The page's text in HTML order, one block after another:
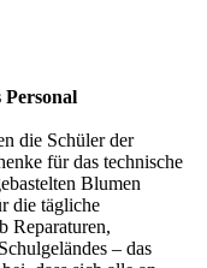
Personal
die Schüler der
für das technische
Blumen
die tägliche
Reparaturen,
– das